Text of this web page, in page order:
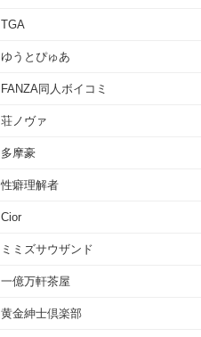
TGA
ゆうとぴゅあ
FANZA同人ボイコミ
荘ノヴァ
多摩豪
性癖理解者
Cior
ミミズサウザンド
一億万軒茶屋
黄金紳士倶楽部